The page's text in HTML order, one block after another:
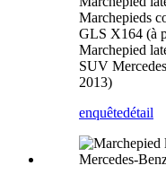
Marchepieds
GLS X164 (à
Marchepied
SUV
2013)
enquêtedétail